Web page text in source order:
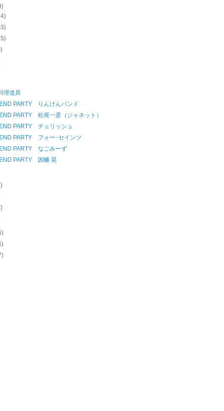
理道具
PARTY りんけんバンド
PARTY 松尾一彦（ジャネット）
PARTY チェリッシュ
PARTY フォー･セインツ
PARTY なごみーず
PARTY 因幡 晃